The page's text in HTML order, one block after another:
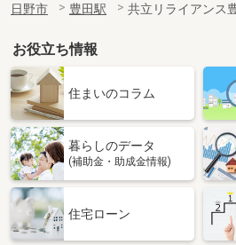
日野市
豊田駅 共立リライアンス
お役立ち情報
住まいのコラム
暮らしのデータ
(補助金・助成金情報)
住宅ローン